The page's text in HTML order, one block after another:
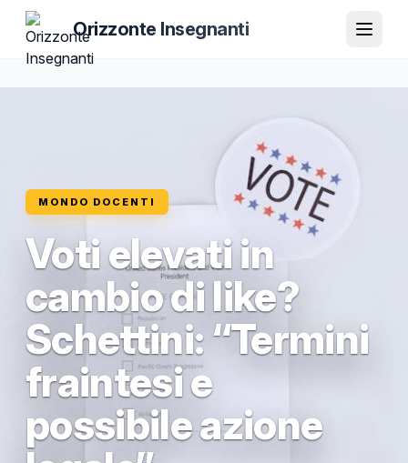
Orizzonte Insegnanti
MONDO DOCENTI
Voti elevati in
cambio di like?
Schettini: “Termini
fraintesi e
possibile azione